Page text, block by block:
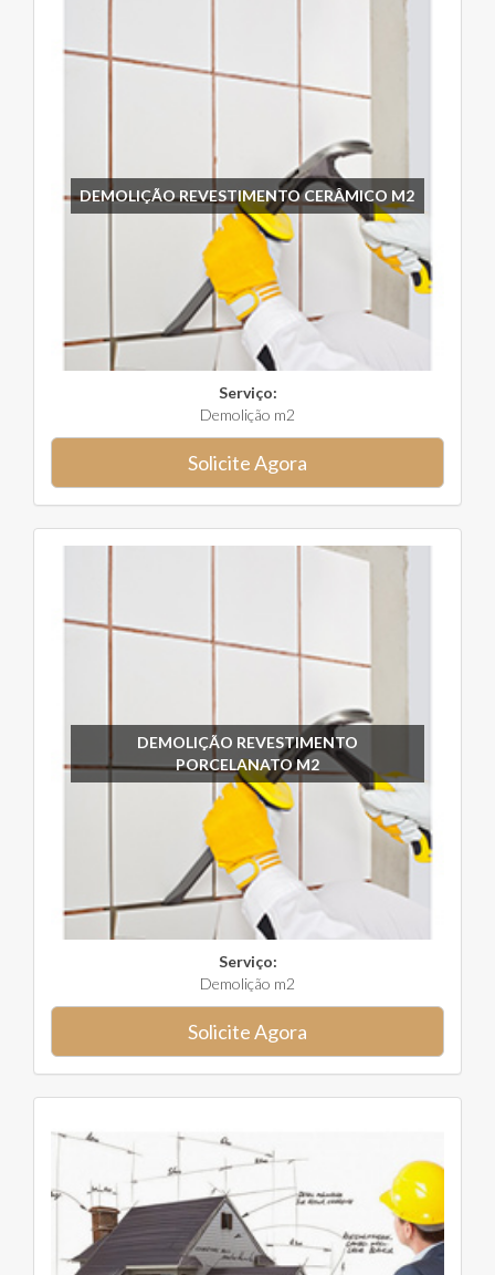
DEMOLIÇÃO REVESTIMENTO CERÂMICO M2
Serviço:
Demolição m2
Solicite Agora
DEMOLIÇÃO REVESTIMENTO
PORCELANATO M2
Serviço:
Demolição m2
Solicite Agora